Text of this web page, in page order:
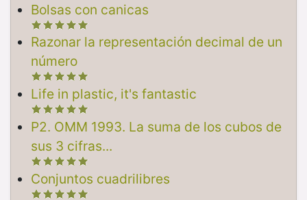
Bolsas con canicas
Razonar la representación decimal de un
número
Life in plastic, it's fantastic
P2. OMM 1993. La suma de los cubos de
sus 3 cifras...
Conjuntos cuadrilibres